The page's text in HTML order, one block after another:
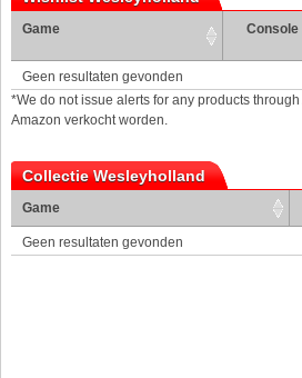
Game Console
Geen resultaten gevonden
*We do not issue alerts for any products
Amazon verkocht worden.
Collectie Wesleyholland
Game
Geen resultaten gevonden